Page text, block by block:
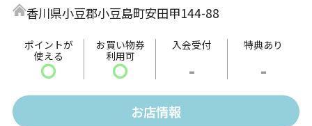
瀬戸内の土産物や島グルメを販売しております。そう
めん、醤油、オリーブオイルなど、小豆島の定番商品
から、ショップオリジナル商品も展開しています。
香川県小豆郡小豆島町安田甲144-88
ポイントが
使える
〇
お買い物券
利用可
〇
入会受付
-
特典あり
-
お店情報